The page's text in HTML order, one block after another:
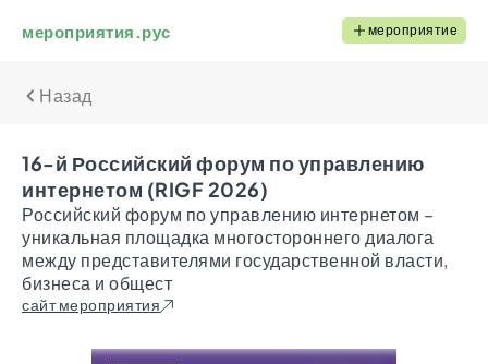
мероприятия.рус мероприятие
Назад
16-й Российский форум по управлению
интернетом (RIGF 2026)
Российский форум по управлению интернетом –
уникальная площадка многостороннего диалога
между представителями государственной власти,
бизнеса и общест
сайт мероприятия